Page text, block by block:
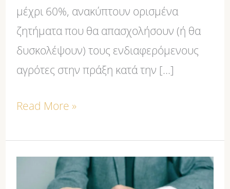
μέχρι 60%, ανακύπτουν ορισμένα
ζητήματα που θα απασχολήσουν (ή θα
δυσκολέψουν) τους ενδιαφερόμενους
αγρότες στην πράξη κατά την […]
Read More »
Αποφάσεις